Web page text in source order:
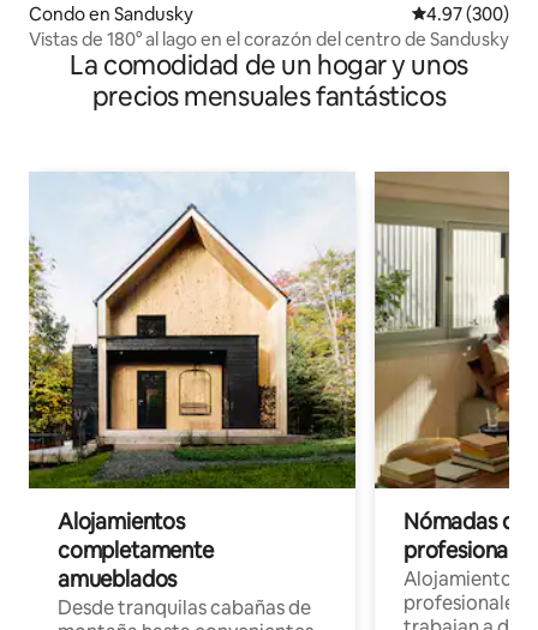
Condo en Sandusky Calificación
4.97 (300)
Vistas de 180° al lago en el corazón del centro de Sandusky
La comodidad de un hogar y unos
precios mensuales fantásticos
Alojamientos
completamente
amueblados
Desde tranquilas cabañas de
Nómadas
Alojamientos
profesionales